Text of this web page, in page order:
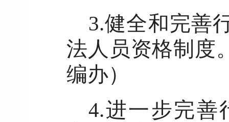
3.健全和完善
法人员资格制度
编办）
4.进一步完善